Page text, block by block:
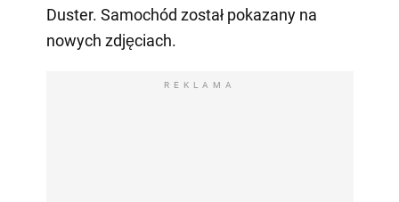
Duster. Samochód został pokazany na
nowych zdjęciach.
REKLAMA